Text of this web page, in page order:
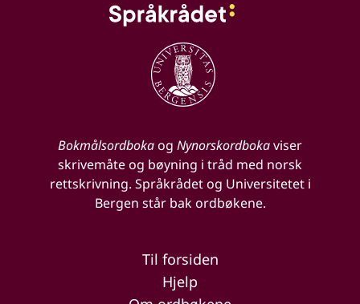
Bokmålsordbokaog Nynorskordbokaviser
skrivemåte og bøyning i tråd med norsk
rettskrivning. Språkrådet og Universitetet i
Bergen står bak ordbøkene.
Til forsiden
Hjelp